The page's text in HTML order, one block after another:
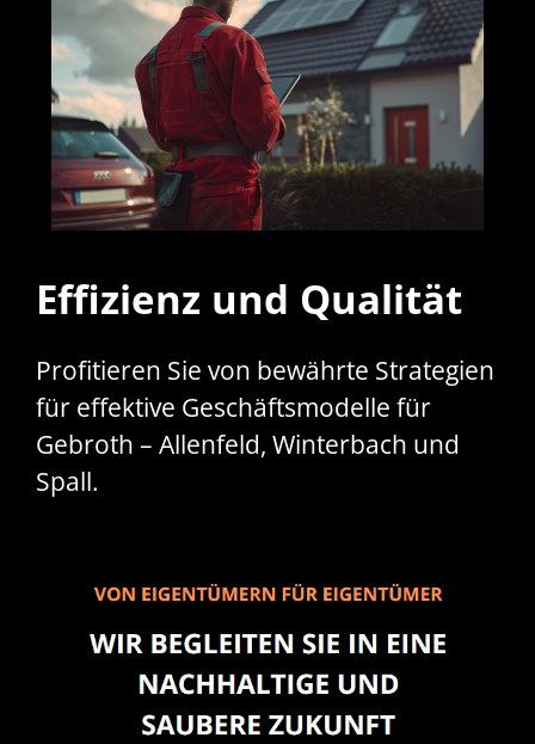
Effizienz und Qualität
Profitieren Sie von bewährte Strategien
für effektive Geschäftsmodelle für
Gebroth – Allenfeld, Winterbach und
Spall.